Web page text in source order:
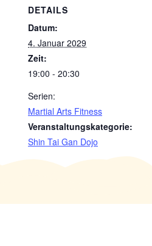
DETAILS
Datum:
4. Januar 2029
Zeit:
19:00 - 20:30
Serien:
Martial Arts Fitness
Veranstaltungskategorie:
Shin Tai Gan Dojo